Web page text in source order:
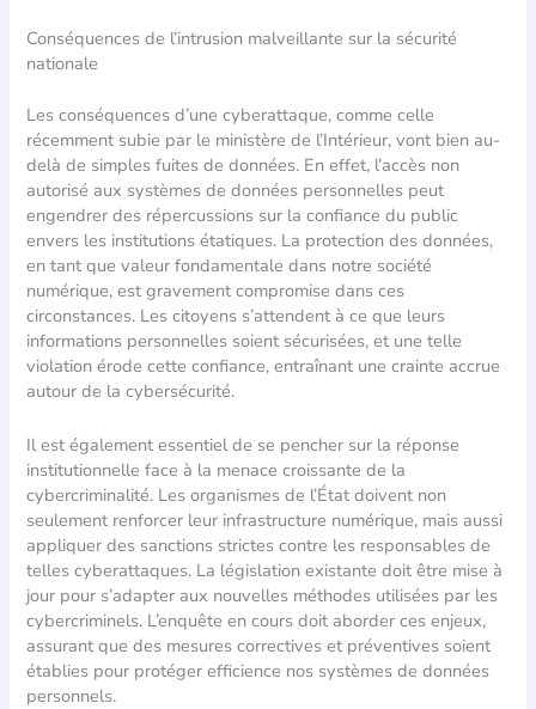
Conséquences de l’intrusion malveillante sur la sécurité
nationale
Les conséquences d’une cyberattaque, comme celle
récemment subie par le ministère de l’Intérieur, vont bien au-
delà de simples fuites de données. En effet, l’accès non
autorisé aux systèmes de données personnelles peut
engendrer des répercussions sur la confiance du public
envers les institutions étatiques. La protection des données,
en tant que valeur fondamentale dans notre société
numérique, est gravement compromise dans ces
circonstances. Les citoyens s’attendent à ce que leurs
informations personnelles soient sécurisées, et une telle
violation érode cette confiance, entraînant une crainte accrue
autour de la cybersécurité.
Il est également essentiel de se pencher sur la réponse
institutionnelle face à la menace croissante de la
cybercriminalité. Les organismes de l’État doivent non
seulement renforcer leur infrastructure numérique, mais aussi
appliquer des sanctions strictes contre les responsables de
telles cyberattaques. La législation existante doit être mise à
jour pour s’adapter aux nouvelles méthodes utilisées par les
cybercriminels. L’enquête en cours doit aborder ces enjeux,
assurant que des mesures correctives et préventives soient
établies pour protéger efficience nos systèmes de données
personnels.